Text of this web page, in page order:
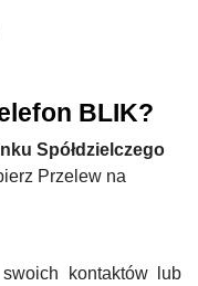
BLIK?
Spółdzielczego
Przelew na
kontaktów lub